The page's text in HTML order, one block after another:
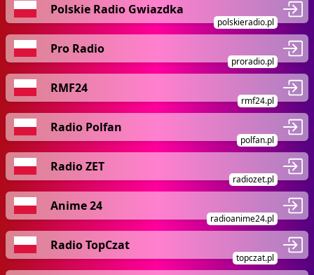
Polskie Radio Gwiazdka
polskieradio.pl
Pro Radio
proradio.pl
RMF24
rmf24.pl
Radio Polfan
polfan.pl
Radio ZET
radiozet.pl
Anime 24
radioanime24.pl
Radio TopCzat
topczat.pl